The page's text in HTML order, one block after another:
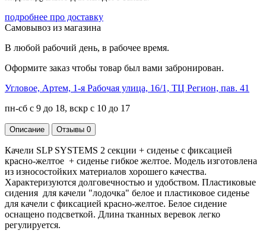
подробнее про доставку
Самовывоз из магазина
В любой рабочий день, в рабочее время.
Оформите заказ чтобы товар был вами забронирован.
Угловое, Артем, ​1-я Рабочая улица, 16/1, ТЦ Регион, пав. 41
пн-сб с 9 до 18, вскр с 10 до 17
Описание Отзывы 0
Качели SLP SYSTEMS 2 секции + сиденье с фиксацией
красно-желтое + сиденье гибкое желтое. Модель изготовлена
из износостойких материалов хорошего качества.
Характеризуются долговечностью и удобством. Пластиковые
сидения для качели "лодочка" белое и пластиковое сиденье
для качели с фиксацией красно-желтое. Белое сидение
оснащено подсветкой. Длина тканных веревок легко
регулируется.